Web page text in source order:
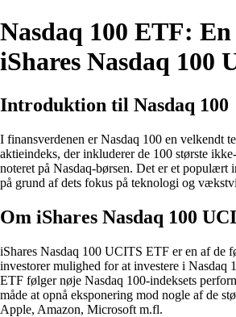
Nasdaq 100 ETF:
iShares Nasdaq 100
Introduktion til Nasdaq 100
I finansverdenen er Nasdaq 100 en velkendt
aktieindeks, der inkluderer de 100 største
noteret på Nasdaq-børsen. Det er et populært
på grund af dets fokus på teknologi og
Om iShares Nasdaq 100
iShares Nasdaq 100 UCITS ETF er en af de
investorer mulighed for at investere i Nasdaq
ETF følger nøje Nasdaq 100-indeksets
måde at opnå eksponering mod nogle af de
Apple, Amazon, Microsoft m.fl.